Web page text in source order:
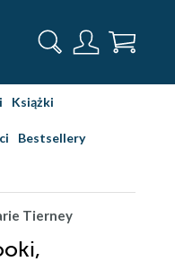
Książki
Bestsellery
Tierney